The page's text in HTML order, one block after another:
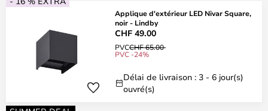
Applique d'extérieur LED Nivar Square,
noir - Lindby
CHF 49.00
PVCCHF 65.00
PVC -24%
Délai de livraison : 3 - 6 jour(s)
ouvré(s)